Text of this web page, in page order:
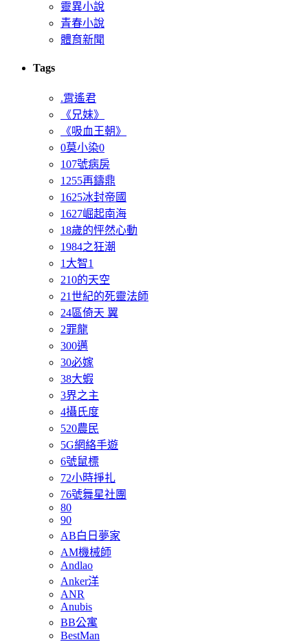
靈異小說
青春小說
體育新聞
Tags
.霄遙君
《兄妹》
《吸血王朝》
0莫小染0
107號病房
1255再鑄鼎
1625冰封帝國
1627崛起南海
18歲的怦然心動
1984之狂潮
1大智1
210的天空
21世紀的死靈法師
24區倚天 翼
2罪龍
300邁
30必嫁
38大蝦
3界之主
4攝氏度
520農民
5G網絡手遊
6號鼠標
72小時掙扎
76號舞星社團
80
90
AB白日夢家
AM機械師
Andlao
Anker洋
ANR
Anubis
BB公寓
BestMan